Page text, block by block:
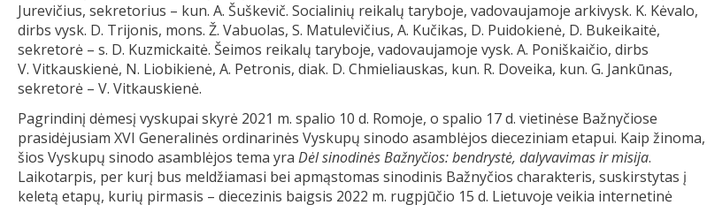
Jurevičius, sekretorius – kun. A. Šuškevič. Socialinių reikalų taryboje, vadovaujamoje arkivysk. K. Kėvalo,
dirbs vysk. D. Trijonis, mons. Ž. Vabuolas, S. Matulevičius, A. Kučikas, D. Puidokienė, D. Bukeikaitė,
sekretorė – s. D. Kuzmickaitė. Šeimos reikalų taryboje, vadovaujamoje vysk. A. Poniškaičio, dirbs
V. Vitkauskienė, N. Liobikienė, A. Petronis, diak. D. Chmieliauskas, kun. R. Doveika, kun. G. Jankūnas,
sekretorė – V. Vitkauskienė.
Pagrindinį dėmesį vyskupai skyrė 2021 m. spalio 10 d. Romoje, o spalio 17 d. vietinėse Bažnyčiose
prasidėjusiam XVI Generalinės ordinarinės Vyskupų sinodo asamblėjos dieceziniam etapui. Kaip žinoma,
šios Vyskupų sinodo asamblėjos tema yra Dėl sinodinės Bažnyčios: bendrystė, dalyvavimas ir misija.
Laikotarpis, per kurį bus meldžiamasi bei apmąstomas sinodinis Bažnyčios charakteris, suskirstytas į
keletą etapų, kurių pirmasis – diecezinis baigsis 2022 m. rugpjūčio 15 d. Lietuvoje veikia internetinė